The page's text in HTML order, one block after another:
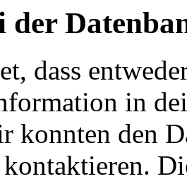
der
dass
in
konnten den
kontaktieren.